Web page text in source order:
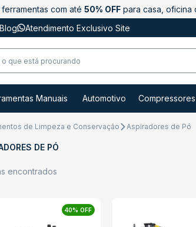
ferramentas com até 50% OFF para casa, oficina
Blog Atendimento Exclusivo Site
Manuais Automotivo
de Limpeza e Conservação Aspiradores de Pó
DE PÓ
encontrados
40% OFF